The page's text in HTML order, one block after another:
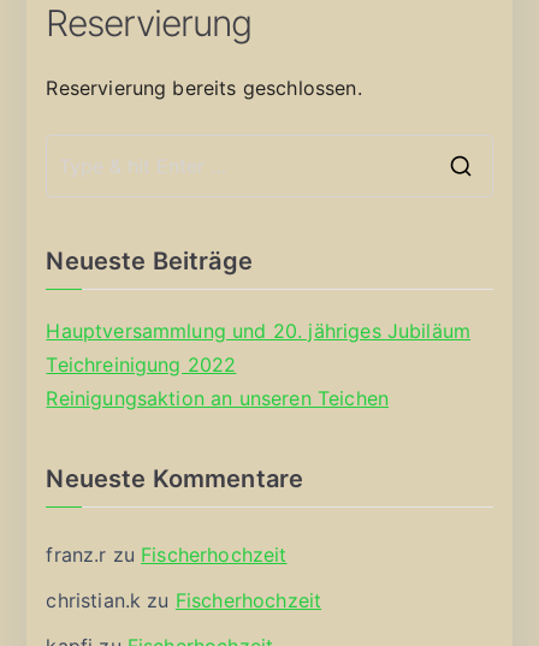
Reservierung
Reservierung bereits geschlossen.
Neueste Beiträge
Hauptversammlung und 20. jähriges Jubiläum
Teichreinigung 2022
Reinigungsaktion an unseren Teichen
Neueste Kommentare
franz.r zu Fischerhochzeit
christian.k zu Fischerhochzeit